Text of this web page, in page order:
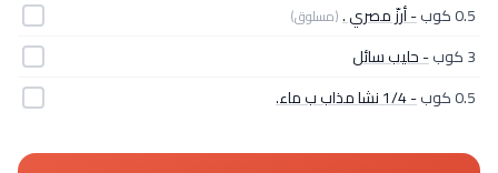
0.5 كوب
- أرزّ مصري .(مسلوق)
3 كوب
- حليب سائل
0.5 كوب
- 1/4 نشا مذاب ب ماء.